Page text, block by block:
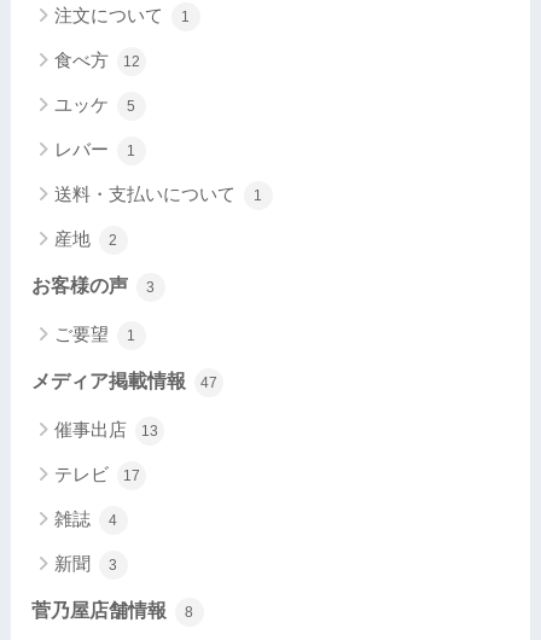
注文について 1
食べ方 12
ユッケ 5
レバー 1
送料・支払いについて 1
産地 2
お客様の声 3
ご要望 1
メディア掲載情報 47
催事出店 13
テレビ 17
雑誌 4
新聞 3
菅乃屋店舗情報 8